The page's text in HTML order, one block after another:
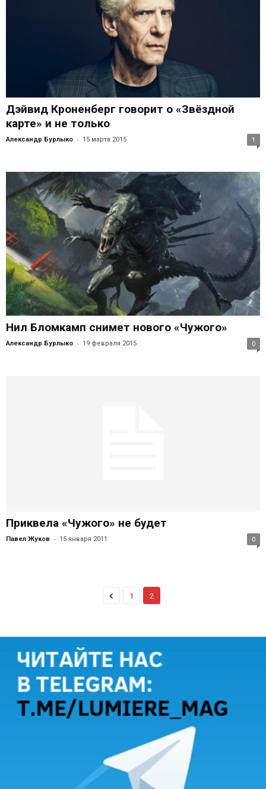
Дэйвид Кроненберг говорит о «Звёздной
карте» и не только
Александр Бурлыко - 15 марта 2015 1
Нил Бломкамп снимет нового «Чужого»
Александр Бурлыко - 19 февраля 2015 0
Приквела «Чужого» не будет
Павел Жуков - 15 января 2011 0
1 2